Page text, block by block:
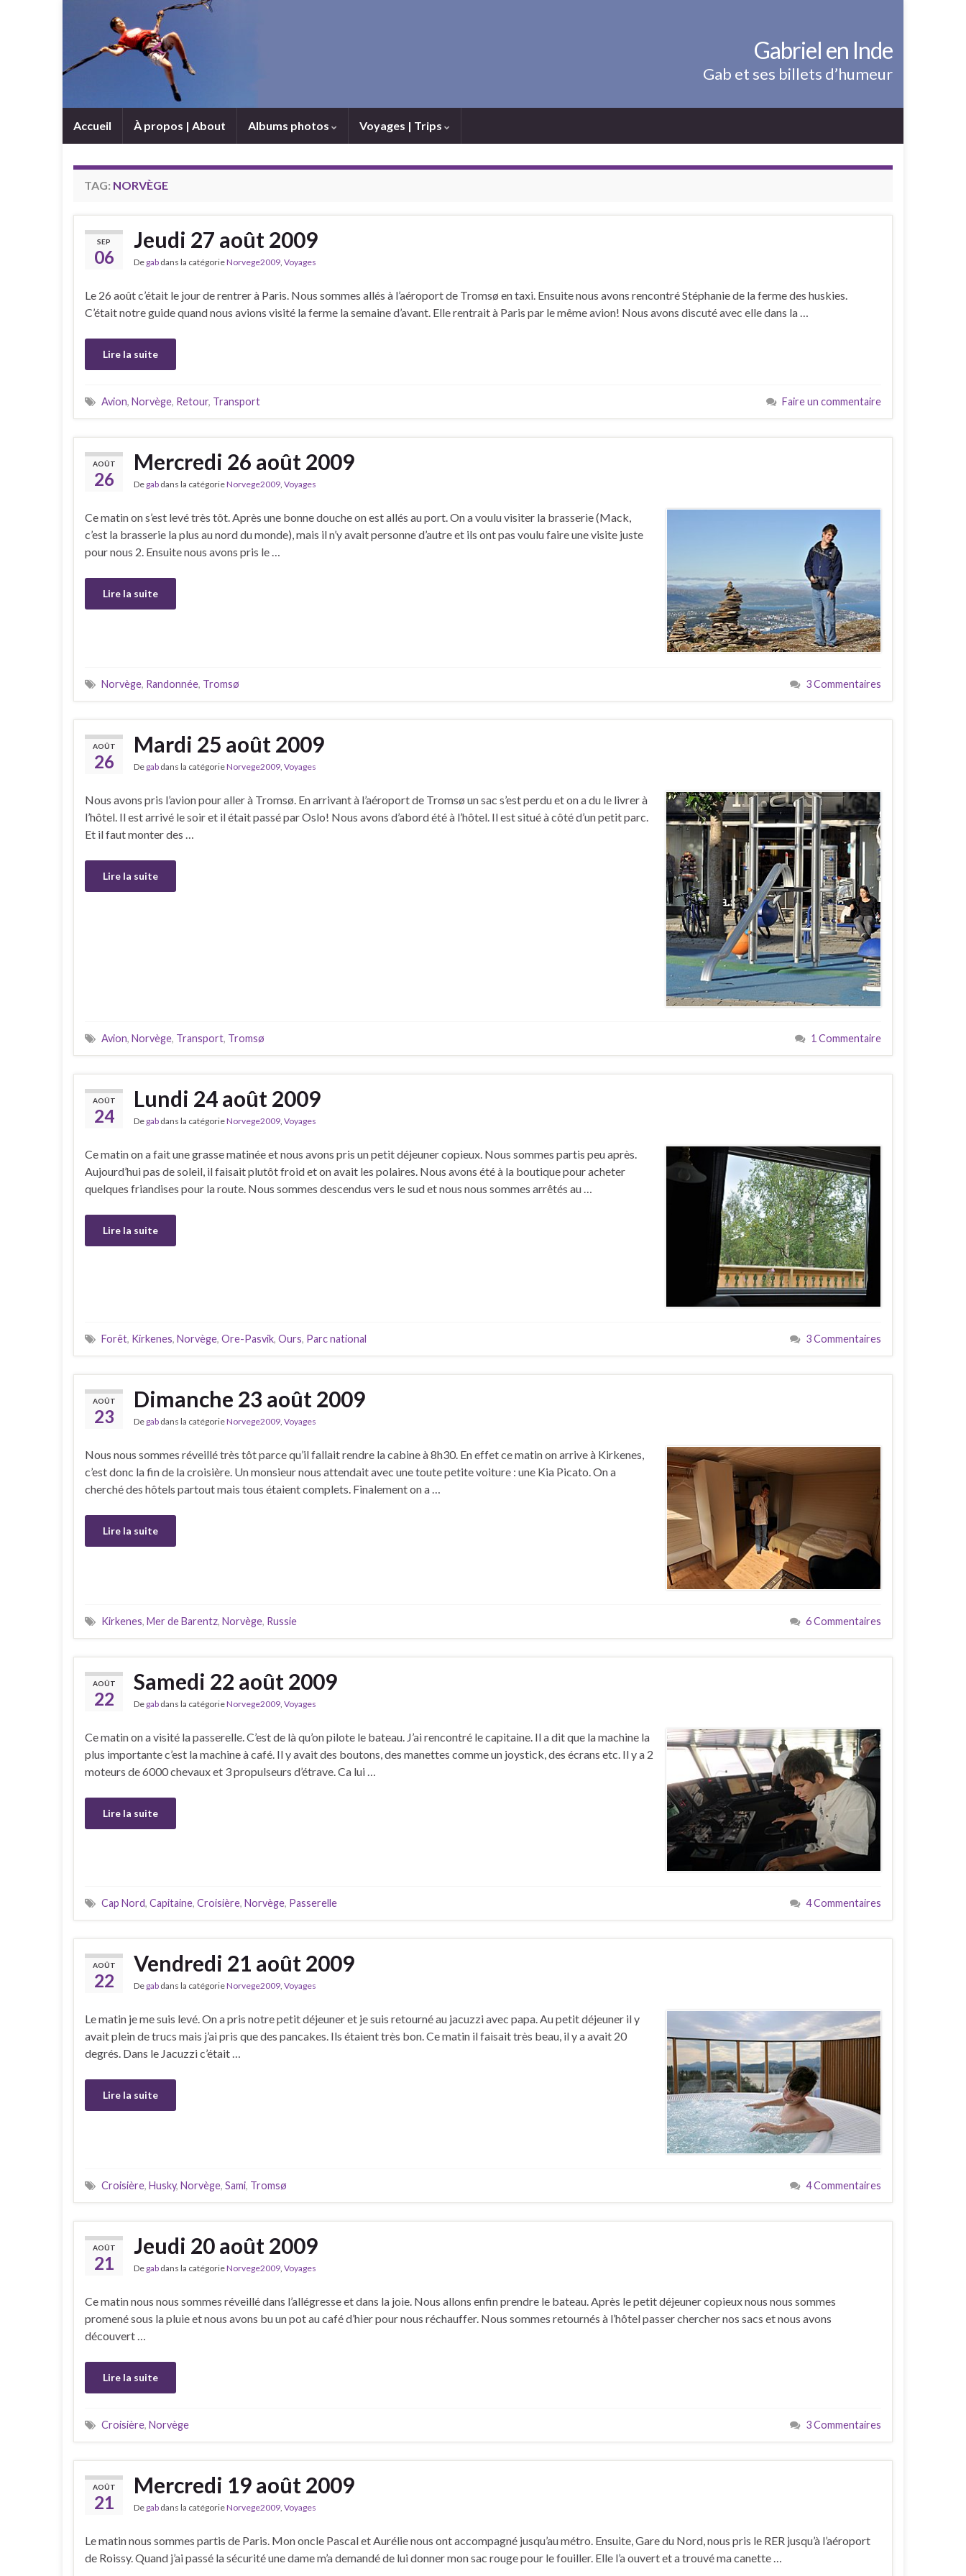
Gabriel en Inde
Gab et ses billets d’humeur
Accueil À propos | About Albums photos Voyages | Trips
TAG: NORVÈGE
SEP
06
Jeudi 27 août 2009
De gab dans la catégorieNorvege2009, Voyages
Le 26 août c’était le jour de rentrer à Paris. Nous sommes allés à l’aéroport de Tromsø en taxi. Ensuite nous avons rencontré Stéphanie de la ferme des huskies.
C’était notre guide quand nous avions visité la ferme la semaine d’avant. Elle rentrait à Paris par le même avion! Nous avons discuté avec elle dans la …
Lire la suite
Avion, Norvège, Retour, Transport Faire un commentaire
AOÛT
26
Mercredi 26 août 2009
De gab dans la catégorieNorvege2009, Voyages
Ce matin on s’est levé très tôt. Après une bonne douche on est allés au port. On a voulu visiter la brasserie (Mack,
c’est la brasserie la plus au nord du monde), mais il n’y avait personne d’autre et ils ont pas voulu faire une visite juste
pour nous 2. Ensuite nous avons pris le …
Lire la suite
Norvège, Randonnée, Tromsø 3 Commentaires
AOÛT
26
Mardi 25 août 2009
De gab dans la catégorieNorvege2009 Voyages
Nous avons pris l’avion pour aller à Tromsø. En arrivant à l’aéroport de Tromsø un sac s’est perdu et on a du le livrer à
l’hôtel. Il est arrivé le soir et il était passé par Oslo! Nous avons d’abord été à l’hôtel. Il est situé à côté d’un petit parc.
Et il faut monter des …
Lire la suite
Avion, Norvège, Transport, Tromsø 1 Commentaire
AOÛT
24
Lundi 24 août 2009
De gab dans la catégorieNorvege2009 Voyages
Ce matin on a fait une grasse matinée et nous avons pris un petit déjeuner copieux. Nous sommes partis peu après.
Aujourd’hui pas de soleil, il faisait plutôt froid et on avait les polaires. Nous avons été à la boutique pour acheter
quelques friandises pour la route. Nous sommes descendus vers le sud et nous nous sommes arrêtés au …
Lire la suite
Forêt, Kirkenes, Norvège, Ore-Pasvik, Ours, Parc national 3 Commentaires
AOÛT
23
Dimanche 23 août 2009
De gab dans la catégorieNorvege2009, Voyages
Nous nous sommes réveillé très tôt parce qu’il fallait rendre la cabine à 8h30. En effet ce matin on arrive à Kirkenes,
c’est donc la fin de la croisière. Un monsieur nous attendait avec une toute petite voiture : une Kia Picato. On a
cherché des hôtels partout mais tous étaient complets. Finalement on a …
Lire la suite
Kirkenes, Mer de Barentz, Norvège, Russie 6 Commentaires
AOÛT
22
Samedi 22 août 2009
De gab dans la catégorieNorvege2009 Voyages
Ce matin on a visité la passerelle. C’est de là qu’on pilote le bateau. J’ai rencontré le capitaine. Il a dit que la machine la
plus importante c’est la machine à café. Il y avait des boutons, des manettes comme un joystick, des écrans etc. Il y a 2
moteurs de 6000 chevaux et 3 propulseurs d’étrave. Ca lui …
Lire la suite
Cap Nord, Capitaine, Croisière, Norvège, Passerelle 4 Commentaires
AOÛT
22
Vendredi 21 août 2009
De gab dans la catégorieNorvege2009, Voyages
Le matin je me suis levé. On a pris notre petit déjeuner et je suis retourné au jacuzzi avec papa. Au petit déjeuner il y
avait plein de trucs mais j’ai pris que des pancakes. Ils étaient très bon. Ce matin il faisait très beau, il y a avait 20
degrés. Dans le Jacuzzi c’était …
Lire la suite
Croisière, Husky, Norvège, Sami, Tromsø 4 Commentaires
AOÛT
21
Jeudi 20 août 2009
De gab dans la catégorieNorvege2009, Voyages
Ce matin nous nous sommes réveillé dans l’allégresse et dans la joie. Nous allons enfin prendre le bateau. Après le petit déjeuner copieux nous nous sommes
promené sous la pluie et nous avons bu un pot au café d’hier pour nous réchauffer. Nous sommes retournés à l’hôtel passer chercher nos sacs et nous avons
découvert …
Lire la suite
Croisière, Norvège 3 Commentaires
AOÛT
21
Mercredi 19 août 2009
De gab dans la catégorieNorvege2009, Voyages
Le matin nous sommes partis de Paris. Mon oncle Pascal et Aurélie nous ont accompagné jusqu’au métro. Ensuite, Gare du Nord, nous pris le RER jusqu’à l’aéroport
de Roissy. Quand j’ai passé la sécurité une dame m’a demandé de lui donner mon sac rouge pour le fouiller. Elle l’a ouvert et a trouvé ma canette …